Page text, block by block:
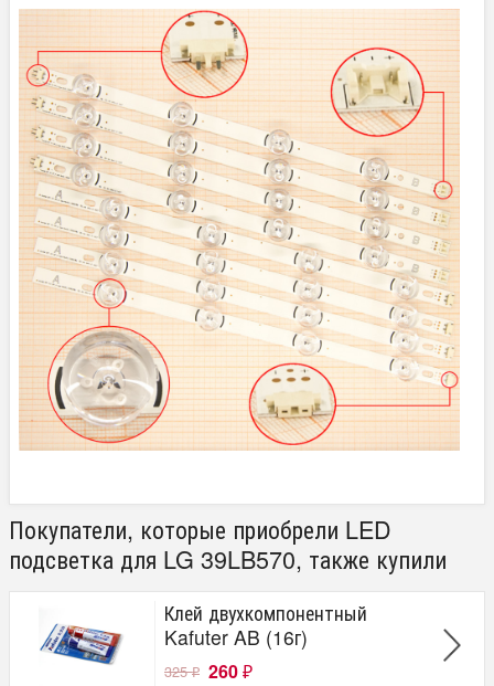
Покупатели, которые приобрели LED
подсветка для LG 39LB570, также купили
Клей двухкомпонентный
Kafuter AB (16г)
325₽ 260 ₽